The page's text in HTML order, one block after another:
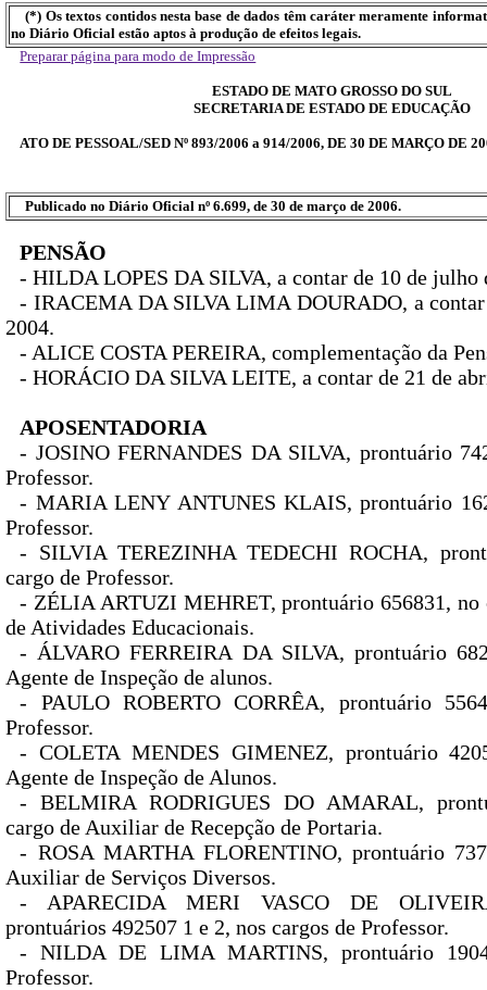
(*) Os textos contidos nesta base de dados têm caráter meramente
no Diário Oficial estão aptos à produção de efeitos legais.
Preparar página para modo de Impressão
ESTADO DE MATO GROSSO DO SUL
SECRETARIA DE ESTADO DE EDUCAÇÃO
ATO DE PESSOAL/SED Nº 893/2006 a 914/2006, DE 30 DE MARÇO DE
Publicado no Diário Oficial nº 6.699, de 30 de março de 2006.
PENSÃO
- HILDA LOPES DA SILVA, a contar de 10 de julho
- IRACEMA DA SILVA LIMA DOURADO, a contar
2004.
- ALICE COSTA PEREIRA, complementação da
- HORÁCIO DA SILVA LEITE, a contar de 21 de
APOSENTADORIA
- JOSINO FERNANDES DA SILVA, prontuário
Professor.
- MARIA LENY ANTUNES KLAIS, prontuário
Professor.
- SILVIA TEREZINHA TEDECHI ROCHA,
cargo de Professor.
- ZÉLIA ARTUZI MEHRET, prontuário 656831, no
de Atividades Educacionais.
- ÁLVARO FERREIRA DA SILVA, prontuário
Agente de Inspeção de alunos.
- PAULO ROBERTO CORRÊA, prontuário
Professor.
- COLETA MENDES GIMENEZ, prontuário
Agente de Inspeção de Alunos.
- BELMIRA RODRIGUES DO AMARAL,
cargo de Auxiliar de Recepção de Portaria.
- ROSA MARTHA FLORENTINO, prontuário
Auxiliar de Serviços Diversos.
- APARECIDA MERI VASCO DE
prontuários 492507 1 e 2, nos cargos de Professor.
- NILDA DE LIMA MARTINS, prontuário
Professor.